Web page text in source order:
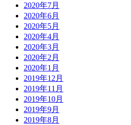
2020年7月
2020年6月
2020年5月
2020年4月
2020年3月
2020年2月
2020年1月
2019年12月
2019年11月
2019年10月
2019年9月
2019年8月